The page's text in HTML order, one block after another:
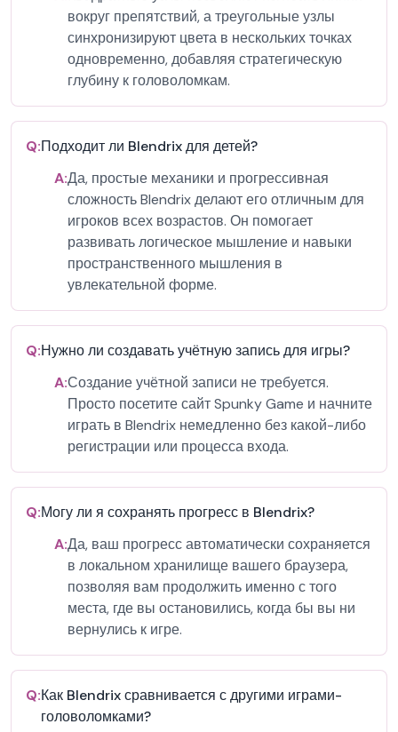
вокруг препятствий, а треугольные узлы
синхронизируют цвета в нескольких точках
одновременно, добавляя стратегическую
глубину к головоломкам.
Q:Подходит ли Blendrix для детей?
A:Да, простые механики и прогрессивная
сложность Blendrix делают его отличным для
игроков всех возрастов. Он помогает
развивать логическое мышление и навыки
пространственного мышления в
увлекательной форме.
Q:Нужно ли создавать учётную запись для игры?
A:Создание учётной записи не требуется.
Просто посетите сайт Spunky Game и начните
играть в Blendrix немедленно без какой-либо
регистрации или процесса входа.
Q:Могу ли я сохранять прогресс в Blendrix?
A:Да, ваш прогресс автоматически сохраняется
в локальном хранилище вашего браузера,
позволяя вам продолжить именно с того
места, где вы остановились, когда бы вы ни
вернулись к игре.
Q:Как Blendrix сравнивается с другими играми-
головоломками?